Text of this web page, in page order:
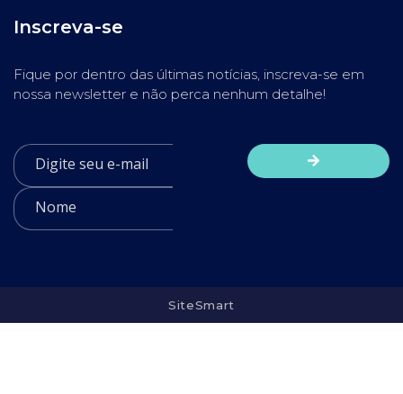
Inscreva-se
Fique por dentro das últimas notícias, inscreva-se em
nossa newsletter e não perca nenhum detalhe!
SiteSmart